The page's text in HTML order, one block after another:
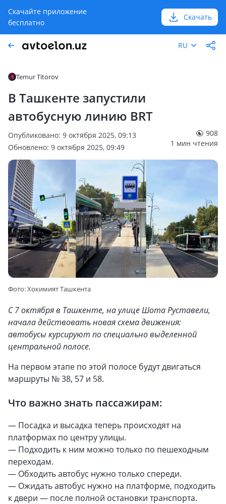
Скачайте приложение
бесплатно
Скачать
RU
Temur Titorov
В Ташкенте запустили
автобусную линию BRT
Опубликовано: 9 октября 2025, 09:13
Обновлено: 9 октября 2025, 09:49
908
1 мин чтения
Фото: Хокимият Ташкента
С 7 октября в Ташкенте, на улице Шота Руставели,
начала действовать новая схема движения:
автобусы курсируют по специально выделенной
центральной полосе.
На первом этапе по этой полосе будут двигаться
маршруты № 38, 57 и 58.
Что важно знать пассажирам:
— Посадка и высадка теперь происходят на
платформах по центру улицы.
— Подходить к ним можно только по пешеходным
переходам.
— Обходить автобус нужно только спереди.
— Ожидать автобус нужно на платформе, подходить
к двери — после полной остановки транспорта.